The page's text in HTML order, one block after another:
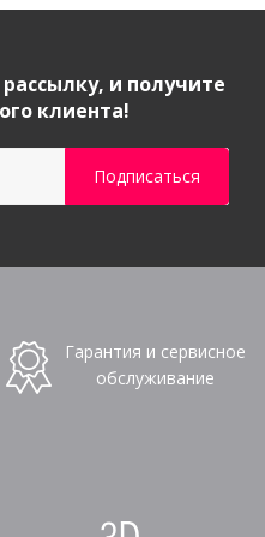
и получите
клиента!
Гарантия и сервисное
обслуживание